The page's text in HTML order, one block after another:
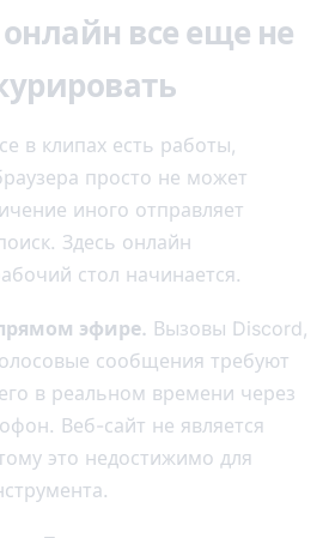
все еще не
в клипах есть работы,
просто не может
иного отправляет
Здесь онлайн
стол начинается.
эфире. Вызовы Discord,
сообщения требуют
в реальном времени через
Веб-сайт не является
это недостижимо для